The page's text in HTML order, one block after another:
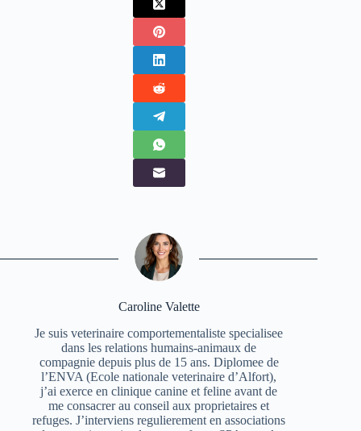
Caroline Valette
Je suis veterinaire comportementaliste specialisee
dans les relations humains-animaux de
compagnie depuis plus de 15 ans. Diplomee de
l’ENVA (Ecole nationale veterinaire d’Alfort),
j’ai exerce en clinique canine et feline avant de
me consacrer au conseil aux proprietaires et
refuges. J’interviens regulierement en associations